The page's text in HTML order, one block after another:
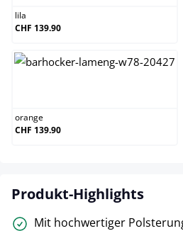
lila
CHF 139.90
orange
CHF 139.90
Produkt-Highlights
Mit hochwertiger